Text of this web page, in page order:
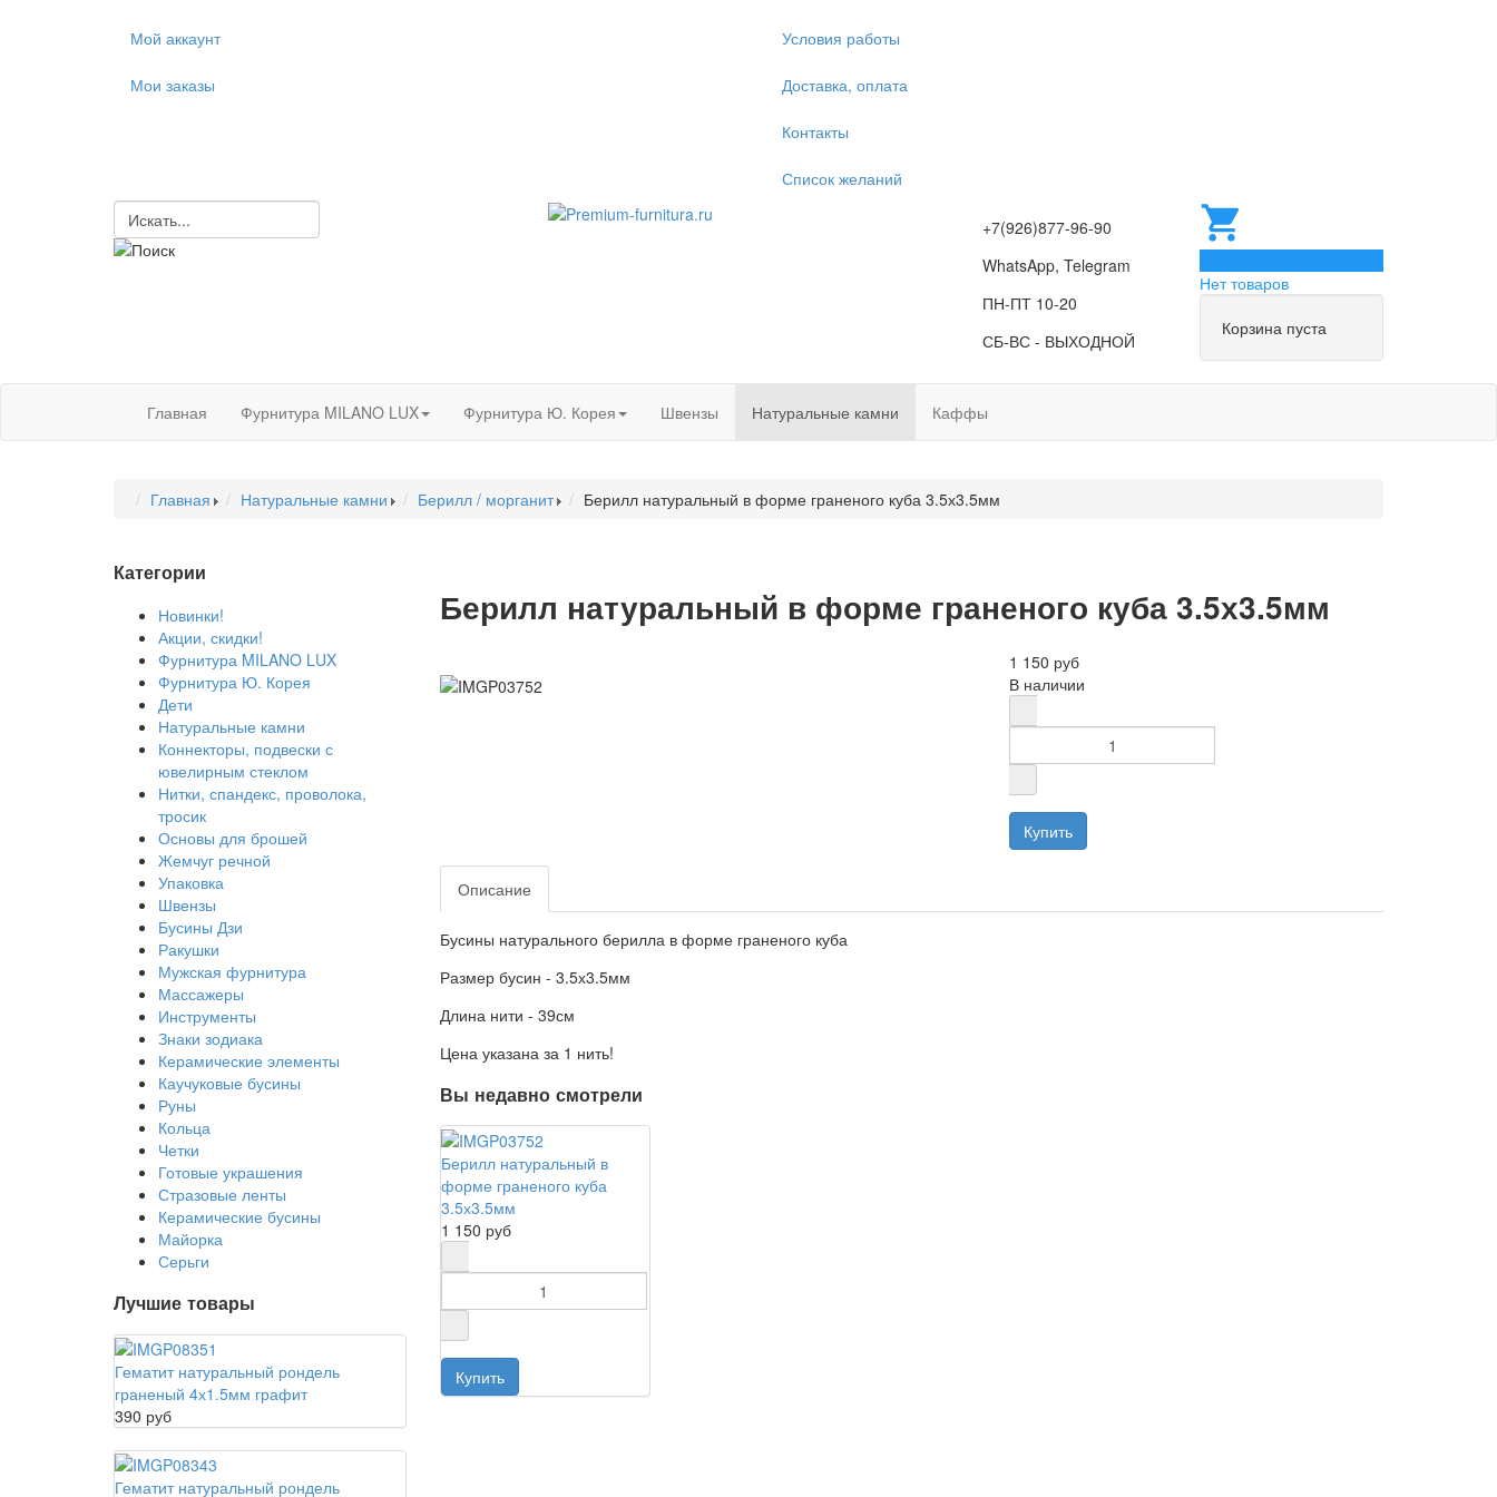
Мой аккаунт
Мои заказы
Условия работы
Доставка, оплата
Контакты
Список желаний
+7(926)877-96-90
WhatsApp, Telegram
ПН-ПТ 10-20
СБ-ВС - ВЫХОДНОЙ
Нет товаров
Корзина пуста
Главная Фурнитура MILANO LUX Фурнитура Ю. Корея Швензы Натуральные камни Каффы
Главная Натуральные камни Берилл / морганит Берилл натуральный в форме граненого куба 3.5х3.5мм
Берилл натуральный в форме граненого куба 3.5х3.5мм
1 150 руб
В наличии
Описание
Бусины натурального берилла в форме граненого куба
Размер бусин - 3.5х3.5мм
Длина нити - 39см
Цена указана за 1 нить!
Вы недавно смотрели
Берилл натуральный в
форме граненого куба
3.5х3.5мм
1 150 руб
Категории
Новинки!
Акции, скидки!
Фурнитура MILANO LUX
Фурнитура Ю. Корея
Дети
Натуральные камни
Коннекторы, подвески с
ювелирным стеклом
Нитки, спандекс, проволока,
тросик
Основы для брошей
Жемчуг речной
Упаковка
Швензы
Бусины Дзи
Ракушки
Мужская фурнитура
Массажеры
Инструменты
Знаки зодиака
Керамические элементы
Каучуковые бусины
Руны
Кольца
Четки
Готовые украшения
Стразовые ленты
Керамические бусины
Майорка
Серьги
Лучшие товары
Гематит натуральный рондель
граненый 4х1.5мм графит
390 руб
Гематит натуральный рондель